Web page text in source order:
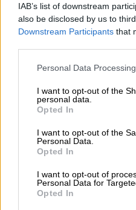
IAB’s list of downstream
also be disclosed by us to
Downstream Participants that
Personal Data
I want to opt-out of the
personal data.
Opted In
I want to opt-out of the
Personal Data.
Opted In
I want to opt-out of
Personal Data for
Opted In
En total, hay unas 20
objetivos específicos y
afectan a diferentes
recoge una mayor
dedican el 69,58% de
euros, es decir, más
Igualdad Feminismo
Presupuestos
Plan